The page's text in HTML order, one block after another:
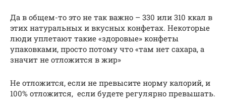
Да в общем-то это не так важно – 330 или 310 ккал в
этих натуральных и вкусных конфетах. Некоторые
люди уплетают такие «здоровые» конфеты
упаковками, просто потому что «там нет сахара, а
значит не отложится в жир»
Не отложится, если не превысите норму калорий, и
100% отложится, если будете регулярно превышать.